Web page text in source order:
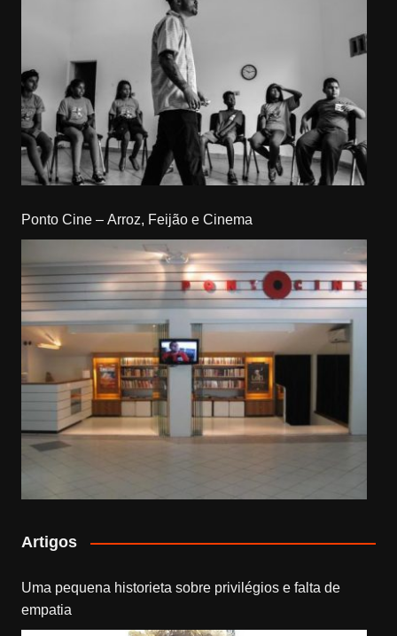
Ponto Cine – Arroz, Feijão e Cinema
Artigos
Uma pequena historieta sobre privilégios e falta de
empatia